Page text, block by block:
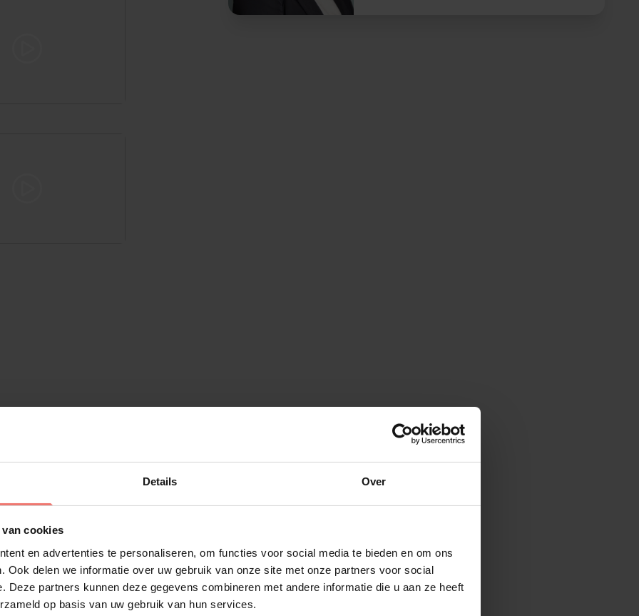
Details Over
cookies
en advertenties te personaliseren, om functies voor social media te bieden en om ons
Ook delen we informatie over uw gebruik van onze site met onze partners voor social
Deze partners kunnen deze gegevens combineren met andere informatie die u aan ze heeft
op basis van uw gebruik van hun services.
populair?
bij Holland's Got
Music. Wat hem
van een warme,
breed publiek. Hij
genoemd, een
zwembroek op een
werd tientallen
definitieve